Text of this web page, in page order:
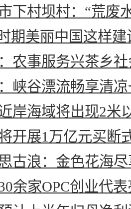
下村坝村：“荒废
期美丽中国这样建
农事服务兴茶乡
峡谷漂流畅享清
岸海域将出现2米
开展1万亿元买断
古浪：金色花海
余家OPC创业代